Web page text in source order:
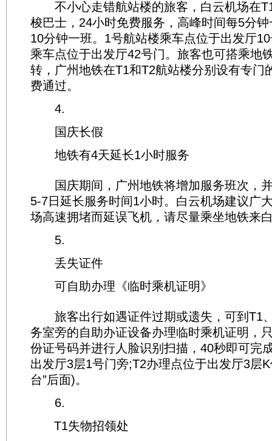
不小心走错航站楼的旅客，白云机场在
梭巴士，24小时免费服务，高峰时间每5分
10分钟一班。1号航站楼乘车点位于出发厅
乘车点位于出发厅42号门。旅客也可搭乘地
转，广州地铁在T1和T2航站楼分别设有专门
费通过。
4.
国庆长假
地铁有4天延长1小时服务
国庆期间，广州地铁将增加服务班次，
5-7日延长服务时间1小时。白云机场建议广
场高速拥堵而延误飞机，请尽量乘坐地铁来
5.
丢失证件
可自助办理《临时乘机证明》
旅客出行如遇证件过期或遗失，可到T1
务室旁的自助办证设备办理临时乘机证明，
份证号码并进行人脸识别扫描，40秒即可完
出发厅3层1号门旁;T2办理点位于出发厅3层
台”后面)。
6.
T1失物招领处